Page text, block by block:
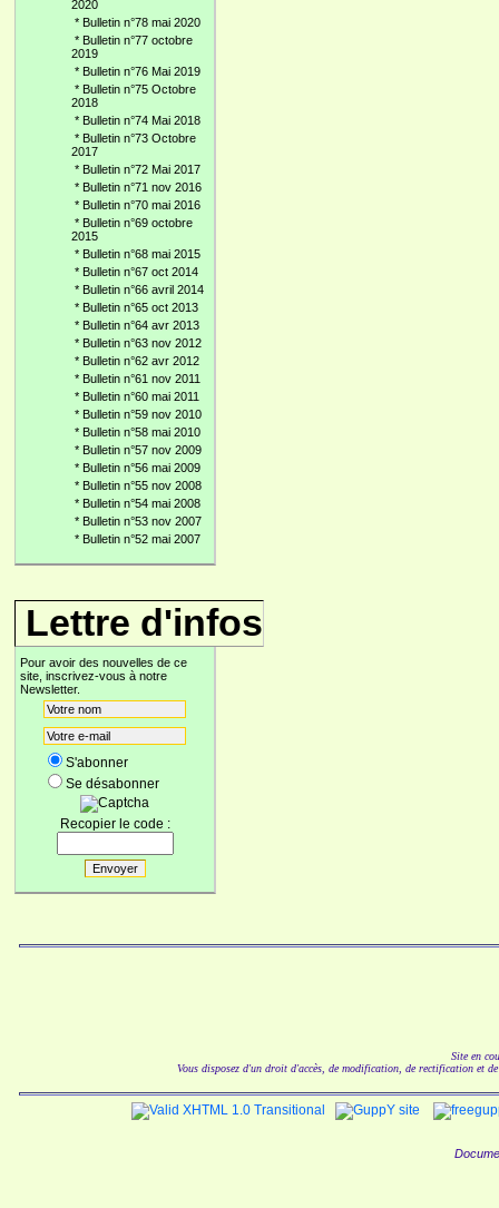
2020
* Bulletin n°78 mai 2020
* Bulletin n°77 octobre
2019
* Bulletin n°76 Mai 2019
* Bulletin n°75 Octobre
2018
* Bulletin n°74 Mai 2018
* Bulletin n°73 Octobre
2017
* Bulletin n°72 Mai 2017
* Bulletin n°71 nov 2016
* Bulletin n°70 mai 2016
* Bulletin n°69 octobre
2015
* Bulletin n°68 mai 2015
* Bulletin n°67 oct 2014
* Bulletin n°66 avril 2014
* Bulletin n°65 oct 2013
* Bulletin n°64 avr 2013
* Bulletin n°63 nov 2012
* Bulletin n°62 avr 2012
* Bulletin n°61 nov 2011
* Bulletin n°60 mai 2011
* Bulletin n°59 nov 2010
* Bulletin n°58 mai 2010
* Bulletin n°57 nov 2009
* Bulletin n°56 mai 2009
* Bulletin n°55 nov 2008
* Bulletin n°54 mai 2008
* Bulletin n°53 nov 2007
* Bulletin n°52 mai 2007
Lettre d'infos
Pour avoir des nouvelles de ce
site, inscrivez-vous à notre
Newsletter.
S'abonner
Se désabonner
Recopier le code :
Site en
Vous disposez d'un droit d'accès, de modification, de rectification et